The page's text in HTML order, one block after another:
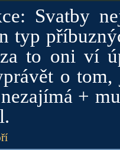
Svatby
typ
to oni ví
o
+